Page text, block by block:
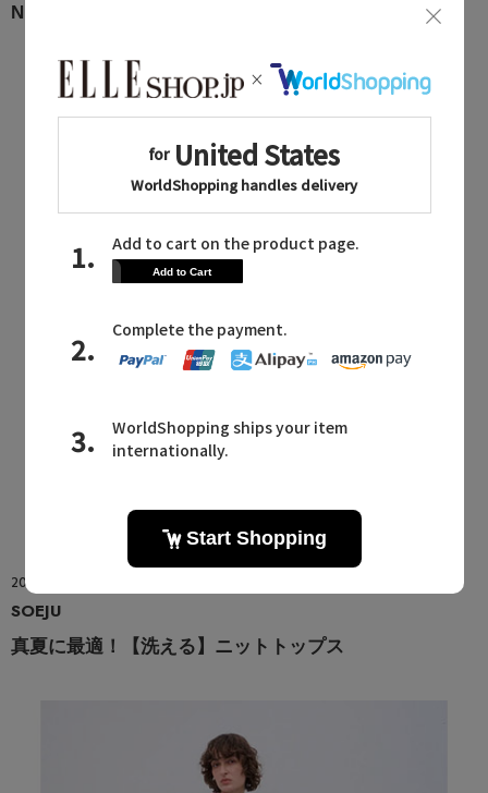
NEW ITEM in AUG
2026.08.08
SOEJU
真夏に最適！【洗える】ニットトップス